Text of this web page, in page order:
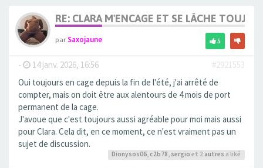
RE: CLARA M'ENCAGE ET SE LÂCHE
parSaxojaune 5
- 14 janv. 2026, 16:56
#2921553
Oui toujours en cage depuis la fin de l'été, j'ai arrêté de
compter, mais on doit être aux alentours de 4 mois de port
permanent de la cage.
J'avoue que c'est toujours aussi agréable pour moi mais aussi
pour Clara. Cela dit, en ce moment, ce n'est vraiment pas un
sujet de discussion.
Dionysos06, c2b78, sergio et 2 autres a liké